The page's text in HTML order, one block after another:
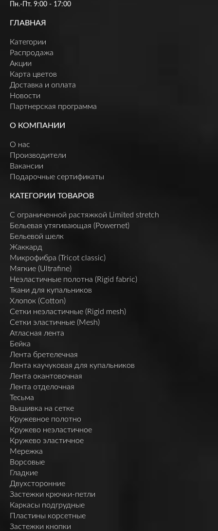
Пн.-Пт. 9:00 - 17:00
ГЛАВНАЯ
Категории
Распродажа
Акции
Карта цветов
Доставка и оплата
Новости
Партнерская программа
О КОМПАНИИ
О нас
Производители
Вакансии
Подарочные сертификаты
КАТЕГОРИИ ТОВАРОВ
C ограниченной растяжкой Limited stretch
Бельевая утягивающая (Powernet)
Бельевой шелк
Жаккард
Микрофибра (Tricot classic)
Мягкие (Ultrafine)
Неэластичные полотна (Rigid fabric)
Ткани для купальников
Хлопок (Cotton)
Сетки неэластичные (Rigid mesh)
Сетки эластичные (Mesh)
Атласная лента
Бейка
Лента бретелечная
Лента каучуковая для купальников
Лента окантовочная
Лента отделочная
Тесьма
Вышивка на сетке
Кружевное полотно
Кружево неэластичное
Кружево эластичное
Мережка
Ворсовые
Гладкие
Двухсторонние
Застежки крючки-петли
Каркасы подгрудные
Пластины корсетные
Застежки кнопки